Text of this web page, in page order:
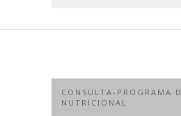
CONSULTA-PROGRAMA
NUTRICIONAL